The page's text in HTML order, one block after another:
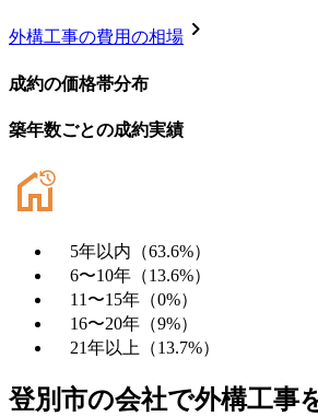
外構工事の費用の相場 chevron_right
成約の価格帯分布
築年数ごとの成約実績
5年以内 （63.6%）
6〜10年 （13.6%）
11〜15年 （0%）
16〜20年 （9%）
21年以上
（13.7%）
登別市の会社で外構工事